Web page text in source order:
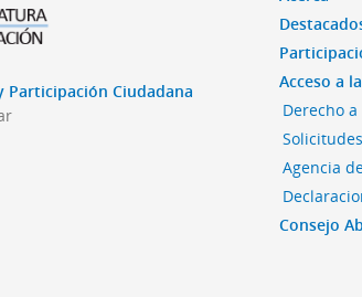
Participación Ciudadana
Acceso a
Derecho
Agencia
Consejo